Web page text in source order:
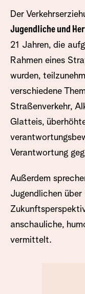
Der
Jugendliche und
21 Jahren, die
Rahmen eines
wurden,
verschiedene
Straßenverkehr,
Glatteis,
Verantwortung
Außerdem
Jugendlichen über
anschauliche,
vermittelt.